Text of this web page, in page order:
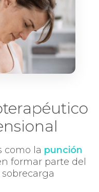
como la punción
formar parte del